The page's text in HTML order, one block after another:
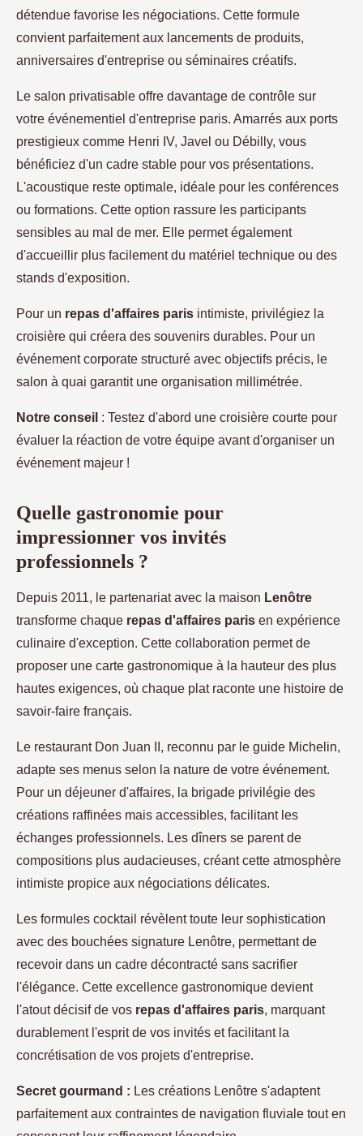
détendue favorise les négociations. Cette formule
convient parfaitement aux lancements de produits,
anniversaires d'entreprise ou séminaires créatifs.
Le salon privatisable offre davantage de contrôle sur
votre événementiel d'entreprise paris. Amarrés aux ports
prestigieux comme Henri IV, Javel ou Débilly, vous
bénéficiez d'un cadre stable pour vos présentations.
L'acoustique reste optimale, idéale pour les conférences
ou formations. Cette option rassure les participants
sensibles au mal de mer. Elle permet également
d'accueillir plus facilement du matériel technique ou des
stands d'exposition.
Pour un repas d'affaires paris intimiste, privilégiez la
croisière qui créera des souvenirs durables. Pour un
événement corporate structuré avec objectifs précis, le
salon à quai garantit une organisation millimétrée.
Notre conseil : Testez d'abord une croisière courte pour
évaluer la réaction de votre équipe avant d'organiser un
événement majeur !
Quelle gastronomie pour
impressionner vos invités
professionnels ?
Depuis 2011, le partenariat avec la maison Lenôtre
transforme chaque repas d'affaires paris en expérience
culinaire d'exception. Cette collaboration permet de
proposer une carte gastronomique à la hauteur des plus
hautes exigences, où chaque plat raconte une histoire de
savoir-faire français.
Le restaurant Don Juan II, reconnu par le guide Michelin,
adapte ses menus selon la nature de votre événement.
Pour un déjeuner d'affaires, la brigade privilégie des
créations raffinées mais accessibles, facilitant les
échanges professionnels. Les dîners se parent de
compositions plus audacieuses, créant cette atmosphère
intimiste propice aux négociations délicates.
Les formules cocktail révèlent toute leur sophistication
avec des bouchées signature Lenôtre, permettant de
recevoir dans un cadre décontracté sans sacrifier
l'élégance. Cette excellence gastronomique devient
l'atout décisif de vos repas d'affaires paris, marquant
durablement l'esprit de vos invités et facilitant la
concrétisation de vos projets d'entreprise.
Secret gourmand : Les créations Lenôtre s'adaptent
parfaitement aux contraintes de navigation fluviale tout en